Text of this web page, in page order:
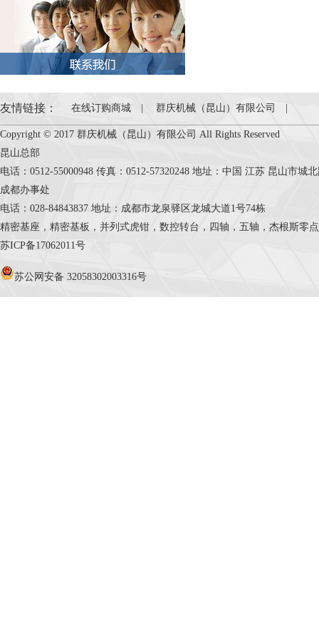
友情链接： 在线订购商城 群庆机械（昆山）有限公司
Copyright © 2017 群庆机械（昆山）有限公司 All Rights Reserved
昆山总部
电话：0512-55000948 传真：0512-57320248 地址：中国 江苏 昆山市城
成都办事处
电话：028-84843837 地址：成都市龙泉驿区龙城大道1号74栋
精密基座，精密基板，并列式虎钳，数控转台，四轴，五轴，杰根斯零
苏ICP备17062011号
苏公网安备 32058302003316号